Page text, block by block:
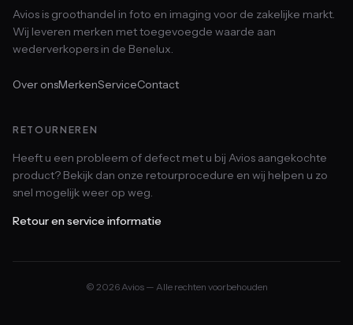
Avios is groothandel in foto en imaging voor de zakelijke markt.
Wij leveren merken met toegevoegde waarde aan
wederverkopers in de Benelux.
Over onsMerkenServiceContact
RETOURNEREN
Heeft u een probleem of defect met u bij Avios aangekochte
product? Bekijk dan onze retourprocedure en wij helpen u zo
snel mogelijk weer op weg.
Retour en service informatie
© 2026 Avios — Alle rechten voorbehouden